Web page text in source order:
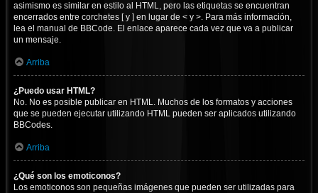
asimismo es similar en estilo al HTML, pero las etiquetas se encuentran
encerrados entre corchetes [ y ] en lugar de < y >. Para más información,
lea el manual de BBCode. El enlace aparece cada vez que va a publicar
un mensaje.
Arriba
¿Puedo usar HTML?
No. No es posible publicar en HTML. Muchos de los formatos y acciones
que se pueden ejecutar utilizando HTML pueden ser aplicados utilizando
BBCodes.
Arriba
¿Qué son los emoticonos?
Los emoticonos son pequeñas imágenes que pueden ser utilizadas para